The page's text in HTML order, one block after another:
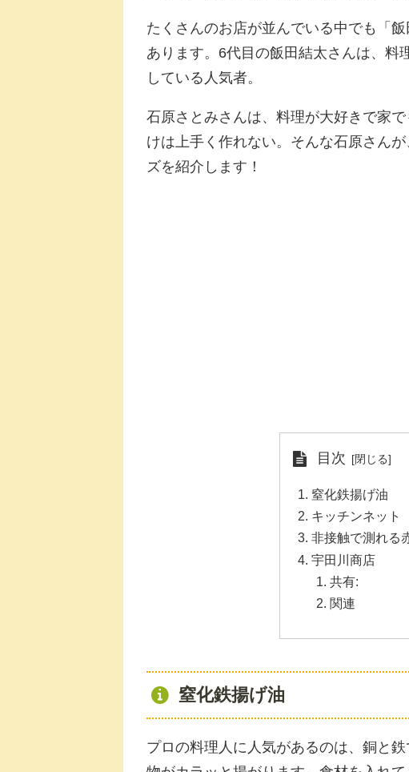
たくさんのお店が並んでいる中でも「
あります。6代目の飯田結太さんは、料
している人気者。
石原さとみさんは、料理が大好きで家
けは上手く作れない。そんな石原さん
ズを紹介します！
目次
窒化鉄揚げ油
キッチンネット
非接触で測れる
宇田川商店
共有:
関連
窒化鉄揚げ油
プロの料理人に人気があるのは、銅と